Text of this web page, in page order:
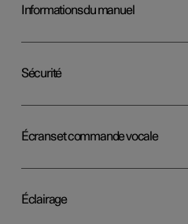
Informations du manuel
Sécurité
Écrans et commande vocale
Éclairage